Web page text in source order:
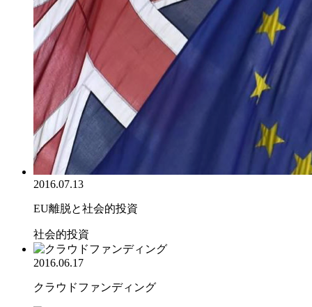
2016.07.13
EU離脱と社会的投資
社会的投資
2016.06.17
クラウドファンディング